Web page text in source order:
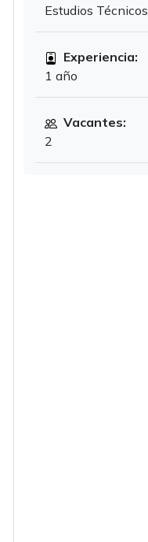
Estudios Técnicos
Experiencia:
1 año
Vacantes:
2